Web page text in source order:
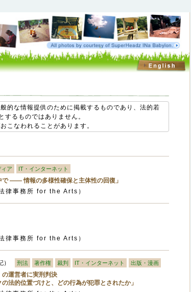
的な情報提供のために掲載するものであり、法的若
するものではありません。
こなわれることがあります。
ィア IT・インターネット
で ―― 情報の多様性確保と主体性の回復」
律事務所 for the Arts）
律事務所 for the Arts）
） 刑法 著作権 裁判 IT・インターネット 出版・漫画
の運営者に実刑判決
と、どの行為が犯罪とされたか」